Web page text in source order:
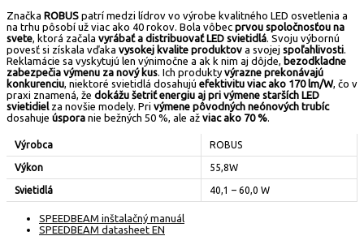
Značka ROBUS patrí medzi lídrov vo výrobe kvalitného LED osvetlenia a
na trhu pôsobí už viac ako 40 rokov. Bola vôbec prvou spoločnosťou na
svete , ktorá začala vyrábať a distribuovať LED svietidlá . Svoju výbornú
povesť si získala vďaka vysokej kvalite produktov a svojej spoľahlivosti
Reklamácie sa vyskytujú len výnimočne a ak k nim aj dôjde, bezodkladne
zabezpečia výmenu za nový kus . Ich produkty výrazne prekonávajú
konkurenciu , niektoré svietidlá dosahujú efektivitu viac ako 170 lm/W, čo v
praxi znamená, že dokážu šetriť energiu aj pri výmene starších LED
svietidiel za novšie modely. Pri výmene pôvodných neónových trubíc
dosahuje úspora nie bežných 50 %, ale až viac ako 70 %
Výrobca ROBUS
Výkon 55,8W
Svietidlá 40,1 – 60,0 W
SPEEDBEAM inštalačný manuál
SPEEDBEAM datasheet EN